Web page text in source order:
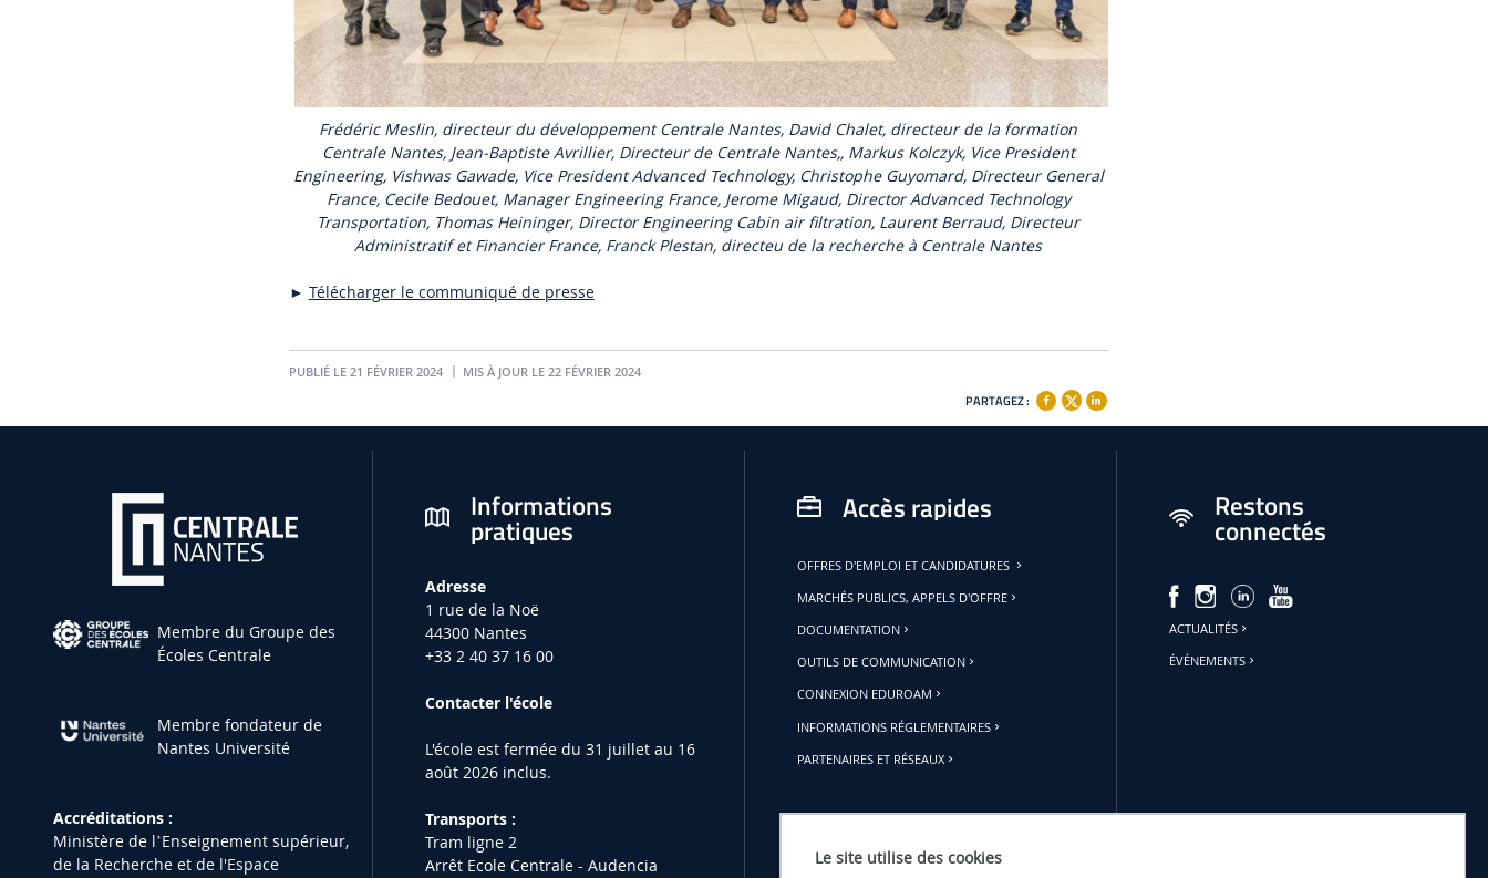
Le site utilise des cookies
Frédéric Meslin, directeur du développement Centrale Nantes, David Chalet, directeur de la formation
Centrale Nantes, Jean-Baptiste Avrillier, Directeur de Centrale Nantes,, Markus Kolczyk, Vice President
Engineering, Vishwas Gawade, Vice President Advanced Technology, Christophe Guyomard, Directeur General
France, Cecile Bedouet, Manager Engineering France, Jerome Migaud, Director Advanced Technology
Transportation, Thomas Heininger, Director Engineering Cabin air filtration, Laurent Berraud, Directeur
Administratif et Financier France, Franck Plestan, directeu de la recherche à Centrale Nantes
► Télécharger le communiqué de presse
PUBLIÉ LE 21 FÉVRIER 2024 MIS À JOUR LE 22 FÉVRIER 2024
PARTAGEZ :
Membre du Groupe des
Écoles Centrale
Membre fondateur de
Nantes Université
Accréditations :
Ministère de lʼEnseignement supérieur,
de la Recherche et de l'Espace
Informations
pratiques
Adresse
1 rue de la Noë
44300 Nantes
+33 2 40 37 16 00
Contacter l'école
L'école est fermée du 31 juillet au 16
août 2026 inclus.
Transports :
Tram ligne 2
Arrêt Ecole Centrale - Audencia
Accès rapides
OFFRES D'EMPLOI ET CANDIDATURES
MARCHÉS PUBLICS, APPELS D'OFFRE
DOCUMENTATION
OUTILS DE COMMUNICATION
CONNEXION EDUROAM
INFORMATIONS RÉGLEMENTAIRES
PARTENAIRES ET RÉSEAUX
Restons
connectés
ACTUALITÉS
ÉVÉNEMENTS